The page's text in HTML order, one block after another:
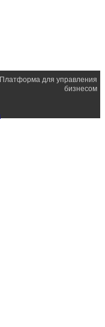
Платформа для управления
бизнесом